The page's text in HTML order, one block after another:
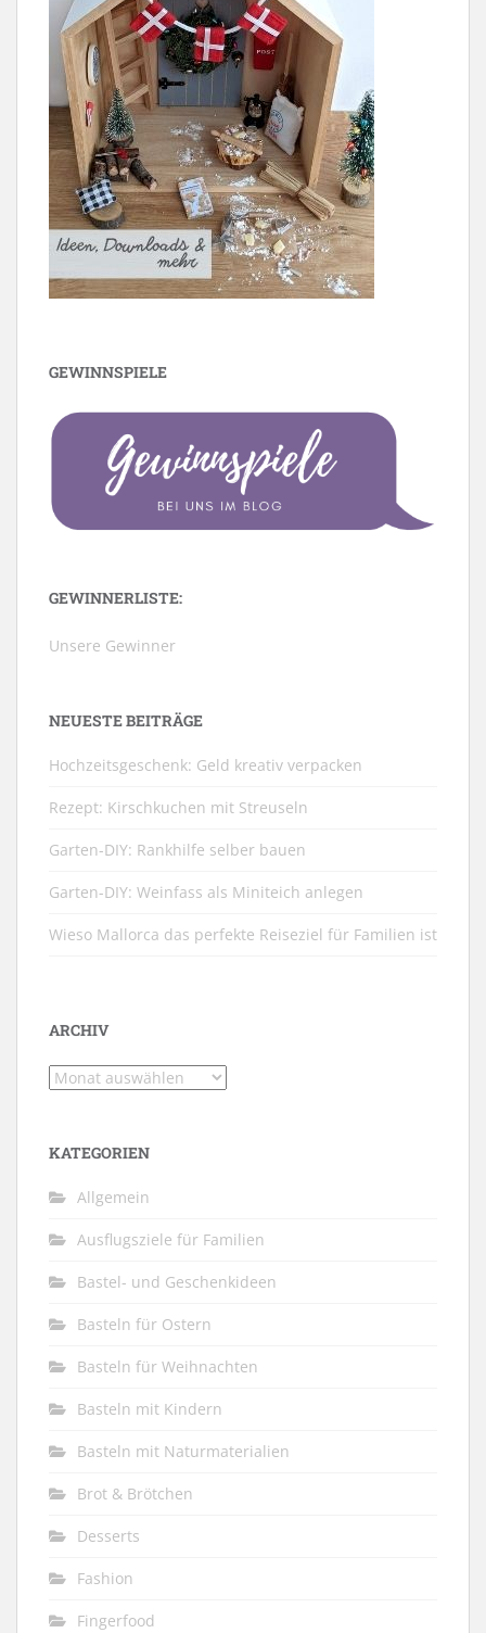
GEWINNSPIELE
GEWINNERLISTE:
Unsere Gewinner
NEUESTE BEITRÄGE
Hochzeitsgeschenk: Geld kreativ verpacken
Rezept: Kirschkuchen mit Streuseln
Garten-DIY: Rankhilfe selber bauen
Garten-DIY: Weinfass als Miniteich anlegen
Wieso Mallorca das perfekte Reiseziel für Familien ist
ARCHIV
Archiv
KATEGORIEN
Allgemein
Ausflugsziele für Familien
Bastel- und Geschenkideen
Basteln für Ostern
Basteln für Weihnachten
Basteln mit Kindern
Basteln mit Naturmaterialien
Brot & Brötchen
Desserts
Fashion
Fingerfood